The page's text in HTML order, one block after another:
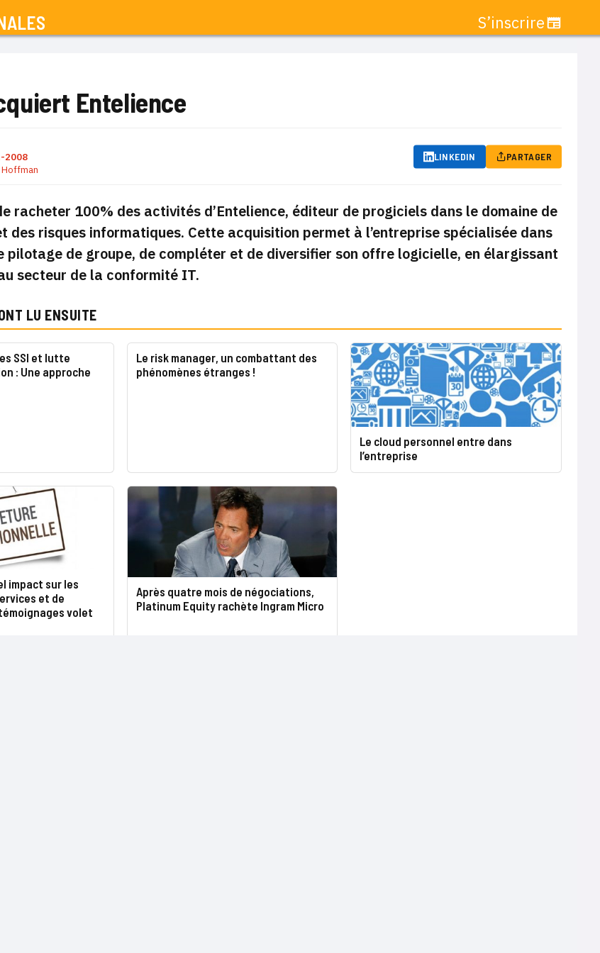
S’inscrire
Entelience
2008
LINKEDIN PARTAGER
racheter 100% des activités d’Entelience, éditeur de progiciels dans le domaine de
des risques informatiques. Cette acquisition permet à l’entreprise spécialisée dans
pilotage de groupe, de compléter et de diversifier son offre logicielle, en élargissant
secteur de la conformité IT.
LU ENSUITE
SSI et lutte
: Une approche
Le risk manager, un combattant des
phénomènes étranges !
Le cloud personnel entre dans
l’entreprise
impact sur les
et de
volet
Après quatre mois de négociations,
Platinum Equity rachète Ingram Micro